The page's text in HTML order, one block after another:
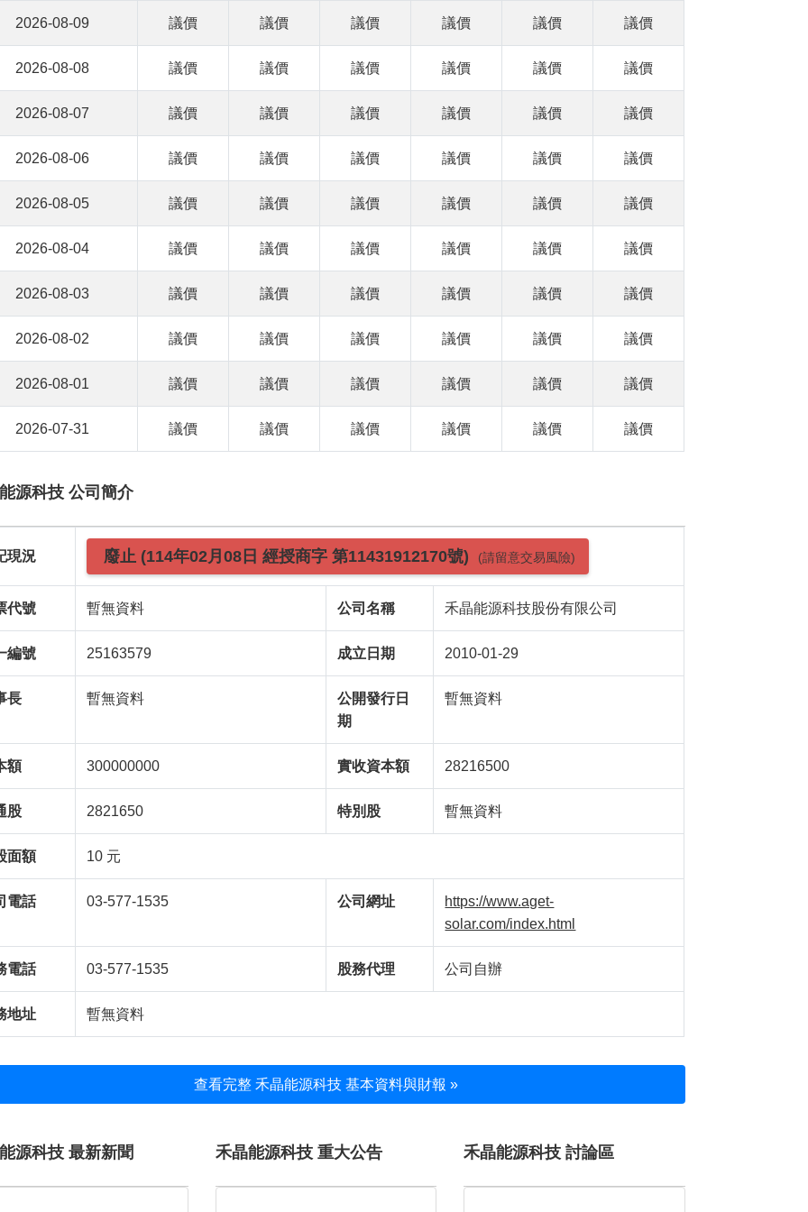
2026-08-09 議價 議價 議價 議價 議價 議價
2026-08-08 議價 議價 議價 議價 議價 議價
2026-08-07 議價 議價 議價 議價 議價 議價
2026-08-06 議價 議價 議價 議價 議價 議價
2026-08-05 議價 議價 議價 議價 議價 議價
2026-08-04 議價 議價 議價 議價 議價 議價
2026-08-03 議價 議價 議價 議價 議價 議價
2026-08-02 議價 議價 議價 議價 議價 議價
2026-08-01 議價 議價 議價 議價 議價 議價
2026-07-31 議價 議價 議價 議價 議價 議價
源科技 公司簡介
現況 廢止 (114年02月08日 經授商字 第11431912170號) (請留意交易風險)
代號 暫無資料 公司名稱 禾晶能源科技股份有限公司
編號 25163579 成立日期 2010-01-29
長 暫無資料
公開發行日
期
暫無資料
額 300000000 實收資本額 28216500
股 2821650 特別股 暫無資料
面額 10 元
電話 03-577-1535 公司網址
https://www.aget-
solar.com/index.html
電話 03-577-1535 股務代理 公司自辦
地址 暫無資料
查看完整 禾晶能源科技 基本資料與財報 »
源科技 最新新聞 禾晶能源科技 重大公告 禾晶能源科技 討論區